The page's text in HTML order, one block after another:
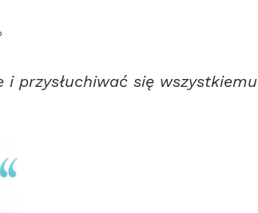
przysłuchiwać się wszystkiemu